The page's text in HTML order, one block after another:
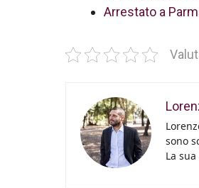
Arrestato a
sono
La